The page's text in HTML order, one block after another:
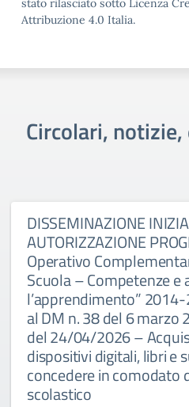
stato rilasciato sotto Licenza
Attribuzione 4.0 Italia.
Circolari,
DISSEMINAZIONE
AUTORIZZAZIONE
Operativo
Scuola – Competenze e
l’apprendimento”
al DM n. 38 del 6 marzo
del 24/04/2026 –
dispositivi digitali, libri e
concedere in comodato
scolastico